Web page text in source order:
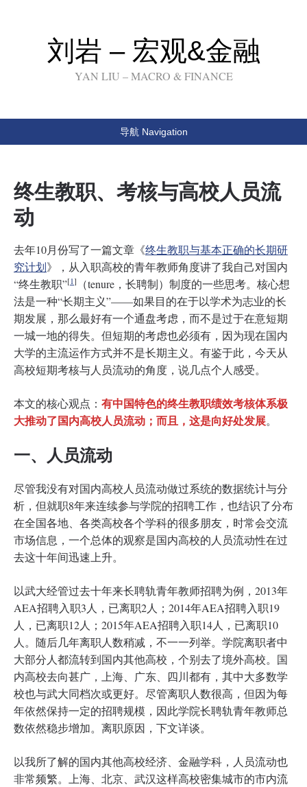
刘岩 – 宏观&金融
YAN LIU – MACRO & FINANCE
导航 Navigation
终生教职、考核与高校人员流
动
去年10月份写了一篇文章《终生教职与基本正确的长期研
究计划》，从入职高校的青年教师角度讲了我自己对国内
“终生教职”[1]
（tenure，长聘制）制度的一些思考。核心想
法是一种“长期主义”——如果目的在于以学术为志业的长
期发展，那么最好有一个通盘考虑，而不是过于在意短期
一城一地的得失。但短期的考虑也必须有，因为现在国内
大学的主流运作方式并不是长期主义。有鉴于此，今天从
高校短期考核与人员流动的角度，说几点个人感受。
本文的核心观点： 有中国特色的终生教职绩效考核体系极
大推动了国内高校人员流动；而且，这是向好处发展。
一、人员流动
尽管我没有对国内高校人员流动做过系统的数据统计与分
析，但就职8年来连续参与学院的招聘工作，也结识了分布
在全国各地、各类高校各个学科的很多朋友，时常会交流
市场信息，一个总体的观察是国内高校的人员流动性在过
去这十年间迅速上升。
以武大经管过去十年来长聘轨青年教师招聘为例，2013年
AEA招聘入职3人，已离职2人；2014年AEA招聘入职19
人，已离职12人；2015年AEA招聘入职14人，已离职10
人。随后几年离职人数稍减，不一一列举。学院离职者中
大部分人都流转到国内其他高校，个别去了境外高校。国
内高校去向甚广，上海、广东、四川都有，其中大多数学
校也与武大同档次或更好。尽管离职人数很高，但因为每
年依然保持一定的招聘规模，因此学院长聘轨青年教师总
数依然稳步增加。离职原因，下文详谈。
以我所了解的国内其他高校经济、金融学科，人员流动也
非常频繁。上海、北京、武汉这样高校密集城市的市内流